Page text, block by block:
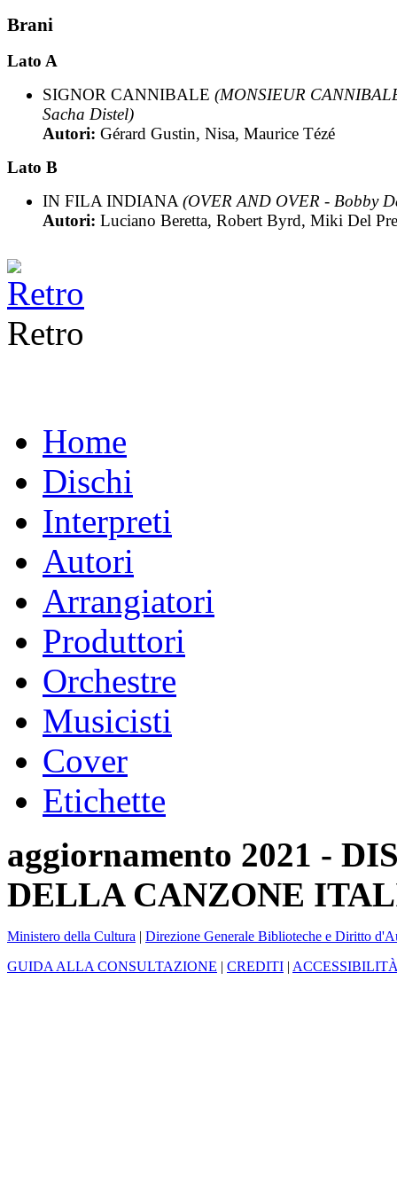
Brani
Lato A
SIGNOR CANNIBALE (MONSIEUR
Sacha Distel)
Autori: Gérard Gustin, Nisa, Maurice Tézé
Lato B
IN FILA INDIANA(OVER AND OVER - Bobby
Autori: Luciano Beretta, Robert Byrd, Miki Del
Retro
Home
Dischi
Interpreti
Autori
Arrangiatori
Produttori
Orchestre
Musicisti
Cover
Etichette
aggiornamento 2021 -
DELLA CANZONE
Ministero della Cultura | Direzione Generale Biblioteche e Diritto
GUIDA ALLA CONSULTAZIONE | CREDITI |